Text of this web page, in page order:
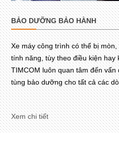
BẢO DƯỠNG BẢO HÀNH
Xe máy công trình có thể bị
tính năng, tùy theo điều kiện
TIMCOM luôn quan tâm đến
tùng bảo dưỡng cho tất cả các
Xem chi tiết